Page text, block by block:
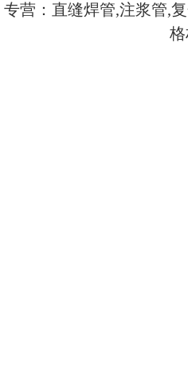
专营：直缝焊管,注浆管,